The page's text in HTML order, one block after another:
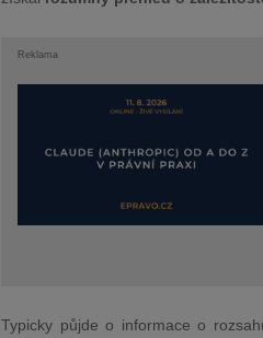
Reklama
Typicky půjde o informace o